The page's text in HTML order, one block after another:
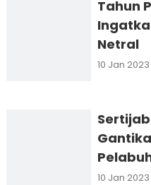
Tahun
Netral
10 Jan 2023
10 Jan 2023